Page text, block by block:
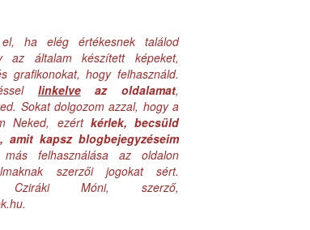
ha elég értékesnek találod
az általam készített képeket,
grafikonokat, hogy felhasználd.
linkelveaz oldalamat,
Sokat dolgozom azzal, hogy a
Neked, ezért kérlek, becsüld
amit kapsz blogbejegyzéseim
felhasználása az oldalon
szerzői jogokat sért.
Cziráki Móni, szerző,